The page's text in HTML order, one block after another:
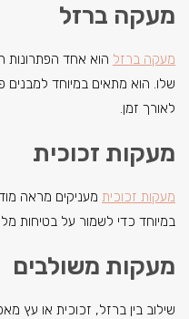
מעקה ברזל
מעקה ברזל הוא אחד הפתרונות
שלו. הוא מתאים במיוחד למבנים
לאורך זמן.
מעקות זכוכית
מעקות זכוכית מעניקים מראה
במיוחד כדי לשמור על בטיחות
מעקות משולבים
שילוב בין ברזל, זכוכית או עץ